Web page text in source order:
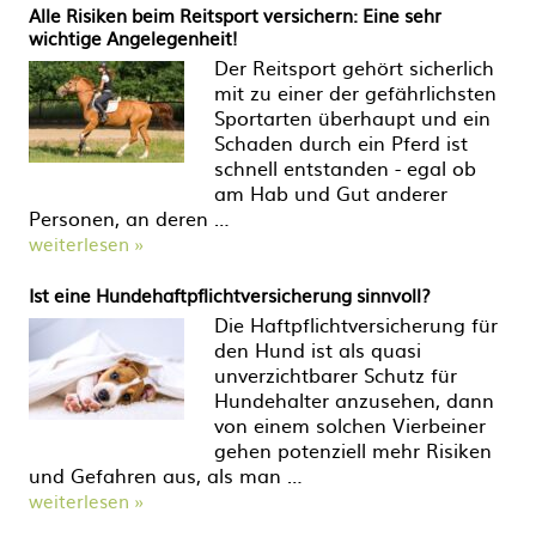
Alle Risiken beim Reitsport versichern: Eine sehr
wichtige Angelegenheit!
Der Reitsport gehört sicherlich
mit zu einer der gefährlichsten
Sportarten überhaupt und ein
Schaden durch ein Pferd ist
schnell entstanden - egal ob
am Hab und Gut anderer
Personen, an deren …
weiterlesen »
Ist eine Hundehaftpflichtversicherung sinnvoll?
Die Haftpflichtversicherung für
den Hund ist als quasi
unverzichtbarer Schutz für
Hundehalter anzusehen, dann
von einem solchen Vierbeiner
gehen potenziell mehr Risiken
und Gefahren aus, als man …
weiterlesen »